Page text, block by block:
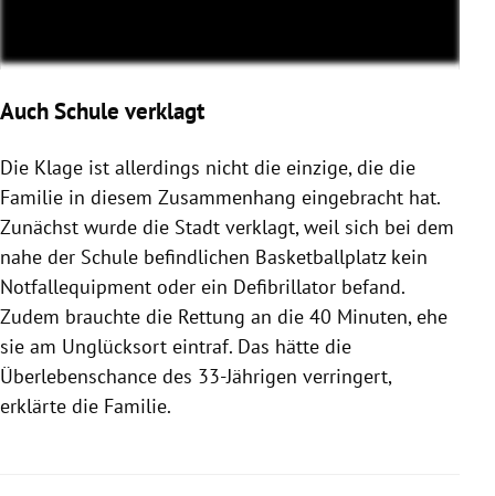
Auch Schule verklagt
Die Klage ist allerdings nicht die einzige, die die
Familie in diesem Zusammenhang eingebracht hat.
Zunächst wurde die Stadt verklagt, weil sich bei dem
nahe der Schule befindlichen Basketballplatz kein
Notfallequipment oder ein Defibrillator befand.
Zudem brauchte die Rettung an die 40 Minuten, ehe
sie am Unglücksort eintraf. Das hätte die
Überlebenschance des 33-Jährigen verringert,
erklärte die Familie.